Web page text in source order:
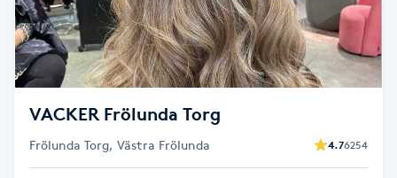
Hälsa
Hälsprickor
VACKER Frölunda Torg
Frölunda Torg, Västra Frölunda 4.76254